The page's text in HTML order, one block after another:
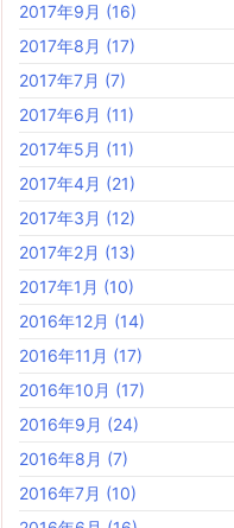
2017年9月 (16)
2017年8月 (17)
2017年7月 (7)
2017年6月 (11)
2017年5月 (11)
2017年4月 (21)
2017年3月 (12)
2017年2月 (13)
2017年1月 (10)
2016年12月 (14)
2016年11月 (17)
2016年10月 (17)
2016年9月 (24)
2016年8月 (7)
2016年7月 (10)